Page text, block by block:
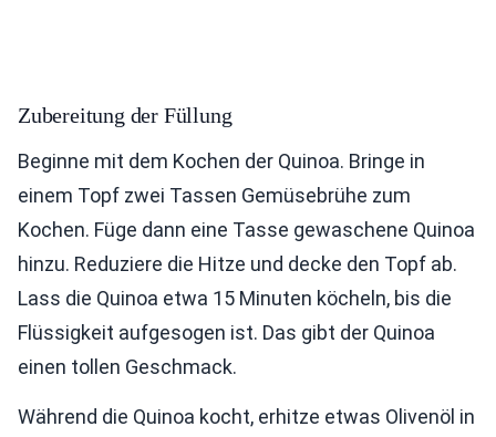
Zubereitung der Füllung
Beginne mit dem Kochen der Quinoa. Bringe in
einem Topf zwei Tassen Gemüsebrühe zum
Kochen. Füge dann eine Tasse gewaschene Quinoa
hinzu. Reduziere die Hitze und decke den Topf ab.
Lass die Quinoa etwa 15 Minuten köcheln, bis die
Flüssigkeit aufgesogen ist. Das gibt der Quinoa
einen tollen Geschmack.
Während die Quinoa kocht, erhitze etwas Olivenöl in